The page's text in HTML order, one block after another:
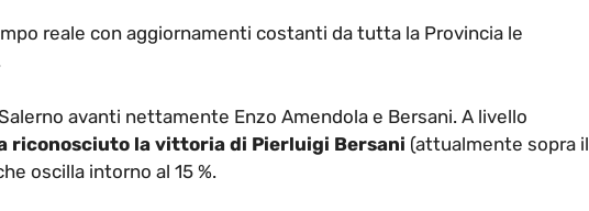
reale con aggiornamenti costanti da tutta la Provincia le
avanti nettamente Enzo Amendola e Bersani. A livello
riconosciuto la vittoria di Pierluigi Bersani (attualmente sopra il
oscilla intorno al 15 %.